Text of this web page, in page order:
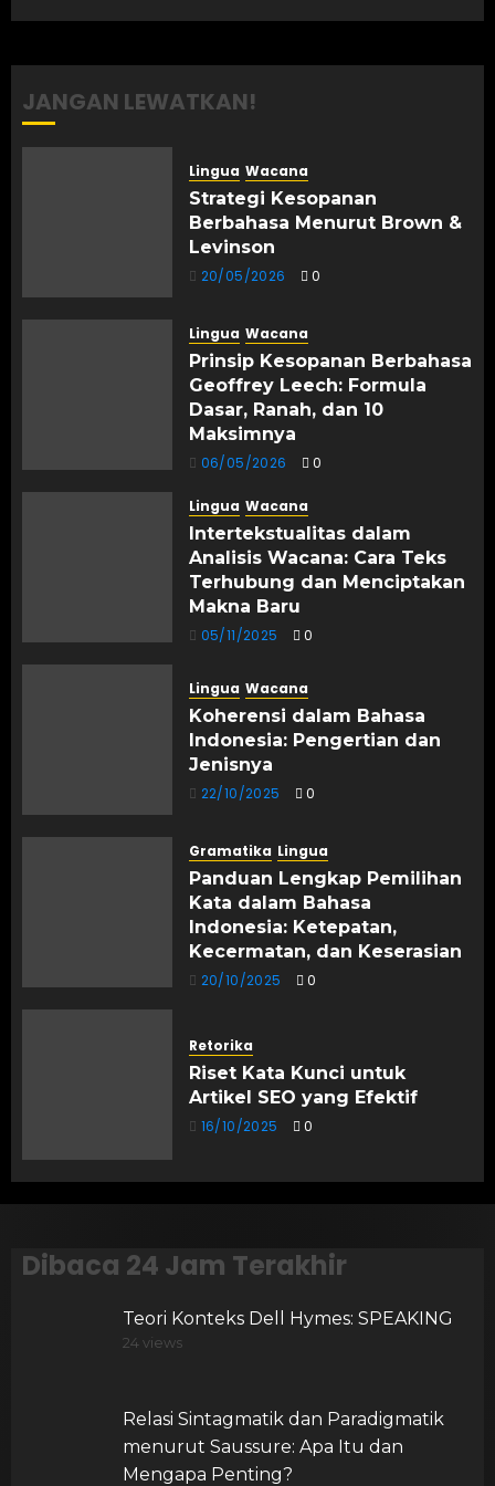
JANGAN LEWATKAN!
Lingua Wacana
Strategi Kesopanan
Berbahasa Menurut Brown &
Levinson
20/05/2026 0
Lingua Wacana
Prinsip Kesopanan Berbahasa
Geoffrey Leech: Formula
Dasar, Ranah, dan 10
Maksimnya
06/05/2026 0
Lingua Wacana
Intertekstualitas dalam
Analisis Wacana: Cara Teks
Terhubung dan Menciptakan
Makna Baru
05/11/2025 0
Lingua Wacana
Koherensi dalam Bahasa
Indonesia: Pengertian dan
Jenisnya
22/10/2025 0
Gramatika Lingua
Panduan Lengkap Pemilihan
Kata dalam Bahasa
Indonesia: Ketepatan,
Kecermatan, dan Keserasian
20/10/2025 0
Retorika
Riset Kata Kunci untuk
Artikel SEO yang Efektif
16/10/2025 0
Dibaca 24 Jam Terakhir
Teori Konteks Dell Hymes: SPEAKING
24 views
Relasi Sintagmatik dan Paradigmatik
menurut Saussure: Apa Itu dan
Mengapa Penting?